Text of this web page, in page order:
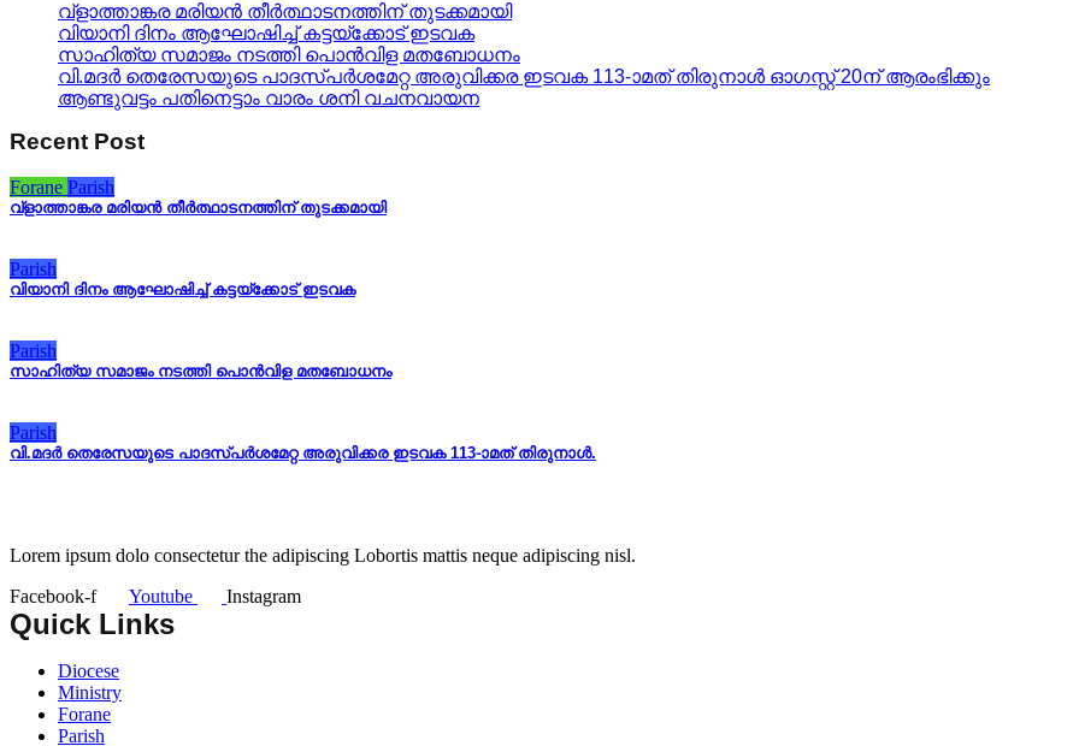
വ്ളാത്താങ്കര മരിയൻ തീർത്ഥാടനത്തിന് തുടക്കമായി
വിയാനി ദിനം ആഘോഷിച്ച് കട്ടയ്ക്കോട് ഇടവക
സാഹിത്യ സമാജം നടത്തി പൊൻവിള മതബോധനം
വി.മദർ തെരേസയുടെ പാദസ്പർശമേറ്റ അരുവിക്കര ഇടവക 113-ാമത് തിരുനാൾ ഓഗസ്റ്റ് 20ന് ആരംഭിക്കും
ആണ്ടുവട്ടം പതിനെട്ടാം വാരം ശനി വചനവായന
Recent Post
Forane Parish
വ്ളാത്താങ്കര മരിയൻ തീർത്ഥാടനത്തിന് തുടക്കമായി
Parish
വിയാനി ദിനം ആഘോഷിച്ച് കട്ടയ്ക്കോട് ഇടവക
Parish
സാഹിത്യ സമാജം നടത്തി പൊൻവിള മതബോധനം
Parish
വി.മദർ തെരേസയുടെ പാദസ്പർശമേറ്റ അരുവിക്കര ഇടവക 113-ാമത് തിരുനാൾ.
Lorem ipsum dolo consectetur the adipiscing Lobortis mattis neque adipiscing nisl.
Facebook-f
Youtube Instagram
Quick Links
Diocese
Ministry
Forane
Parish